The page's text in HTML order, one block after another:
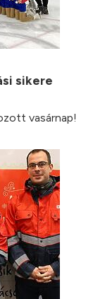
sikere
vasárnap!